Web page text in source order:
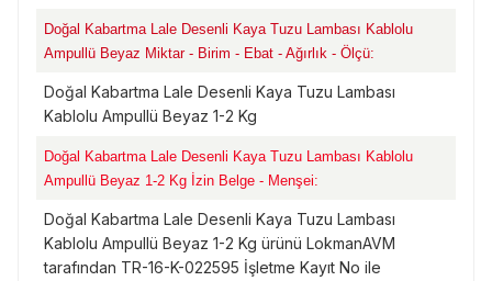
Doğal Kabartma Lale Desenli Kaya Tuzu Lambası Kablolu
Ampullü Beyaz Miktar - Birim - Ebat - Ağırlık - Ölçü:
Doğal Kabartma Lale Desenli Kaya Tuzu Lambası
Kablolu Ampullü Beyaz 1-2 Kg
Doğal Kabartma Lale Desenli Kaya Tuzu Lambası Kablolu
Ampullü Beyaz 1-2 Kg İzin Belge - Menşei:
Doğal Kabartma Lale Desenli Kaya Tuzu Lambası
Kablolu Ampullü Beyaz 1-2 Kg ürünü LokmanAVM
tarafından TR-16-K-022595 İşletme Kayıt No ile